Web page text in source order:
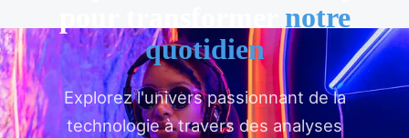
notre
quotidien
Explorez l'univers passionnant de la
technologie à travers des analyses